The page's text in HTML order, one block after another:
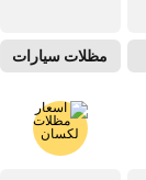
مظلات سيارات